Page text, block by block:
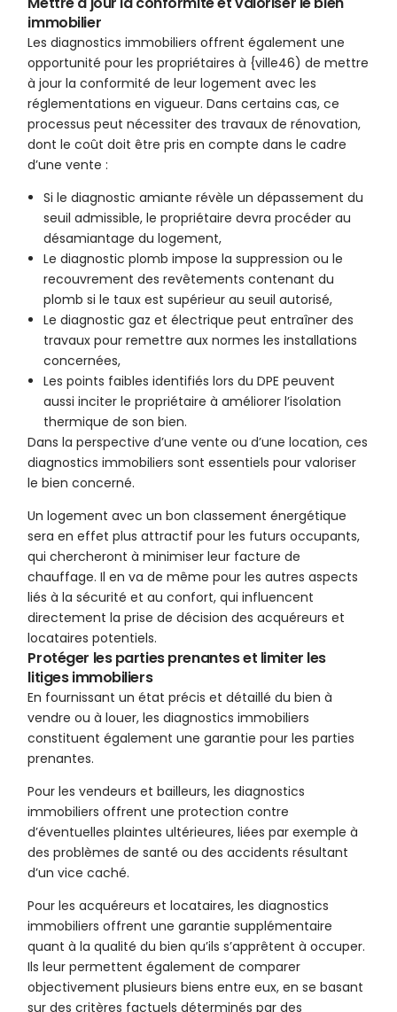
immobilier
Les diagnostics immobiliers offrent également une
opportunité pour les propriétaires à {ville46) de mettre
à jour la conformité de leur logement avec les
réglementations en vigueur. Dans certains cas, ce
processus peut nécessiter des travaux de rénovation,
dont le coût doit être pris en compte dans le cadre
d’une vente :
Si le diagnostic amiante révèle un dépassement du
seuil admissible, le propriétaire devra procéder au
désamiantage du logement,
Le diagnostic plomb impose la suppression ou le
recouvrement des revêtements contenant du
plomb si le taux est supérieur au seuil autorisé,
Le diagnostic gaz et électrique peut entraîner des
travaux pour remettre aux normes les installations
concernées,
Les points faibles identifiés lors du DPE peuvent
aussi inciter le propriétaire à améliorer l’isolation
thermique de son bien.
Dans la perspective d’une vente ou d’une location, ces
diagnostics immobiliers sont essentiels pour valoriser
le bien concerné.
Un logement avec un bon classement énergétique
sera en effet plus attractif pour les futurs occupants,
qui chercheront à minimiser leur facture de
chauffage. Il en va de même pour les autres aspects
liés à la sécurité et au confort, qui influencent
directement la prise de décision des acquéreurs et
locataires potentiels.
Protéger les parties prenantes et limiter les
litiges immobiliers
En fournissant un état précis et détaillé du bien à
vendre ou à louer, les diagnostics immobiliers
constituent également une garantie pour les parties
prenantes.
Pour les vendeurs et bailleurs, les diagnostics
immobiliers offrent une protection contre
d’éventuelles plaintes ultérieures, liées par exemple à
des problèmes de santé ou des accidents résultant
d’un vice caché.
Pour les acquéreurs et locataires, les diagnostics
immobiliers offrent une garantie supplémentaire
quant à la qualité du bien qu’ils s’apprêtent à occuper.
Ils leur permettent également de comparer
objectivement plusieurs biens entre eux, en se basant
sur des critères factuels déterminés par des